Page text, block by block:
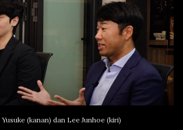
Yusuke (kanan) dan Lee Junhoe (kiri)